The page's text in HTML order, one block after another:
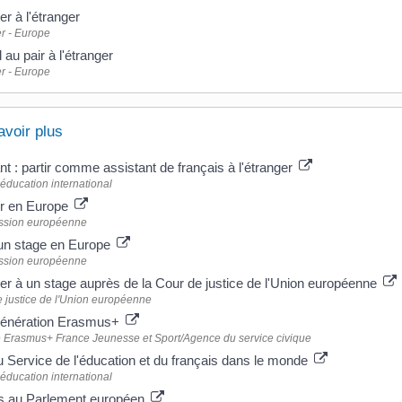
à l'étranger
- Europe
au pair à l'étranger
- Europe
plus
: partir comme assistant de français à l'étranger
international
en Europe
européenne
stage en Europe
européenne
à un stage auprès de la Cour de justice de l'Union européenne
justice de l'Union européenne
Erasmus+
Erasmus+ France Jeunesse et Sport/Agence du service civique
Service de l'éducation et du français dans le monde
international
au Parlement européen